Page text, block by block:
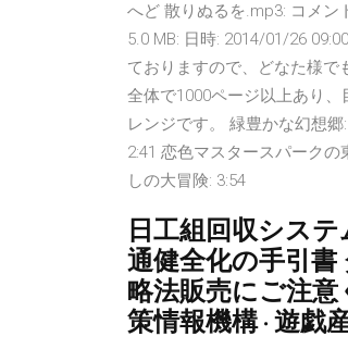
へど 散りぬるを.mp3: コメン
5.0 MB: 日時: 2014/01/26
ておりますので、どなた様で
全体で1000ページ以上あり
レンジです。 緑豊かな幻想
2:41 恋色マスタースパーク
しの大冒険: 3:54
日工組回収シス
通健全化の手引書
略法販売にご注意
策情報機構 · 遊戯